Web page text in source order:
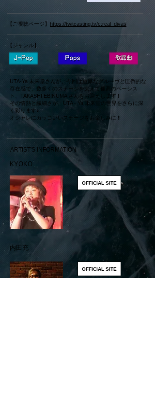
【ご視聴ページ】 https://twitcasting.tv/c:real_divas
【ジャンル】
UTA-Ya 未来堂さんが、今回は重厚なグルーヴと圧倒的な
存在感で、数多くのステージを支えて孤高のベーシス
ト、TAKASHI EBINUMA さんをお迎えします !
その情熱と繊細さが、UTA - Ya 未来堂の世界をさらに深
く彩ります♪
オシャレにカッコいいステージをお楽しみに !!
ARTIST'S INFORMATION
KYOKO
OFFICIAL SITE
​内田充
OFFICIAL SITE